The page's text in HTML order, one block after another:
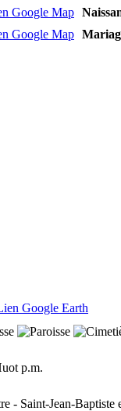
Google Earth
p.m.
- Saint-Jean-Baptiste